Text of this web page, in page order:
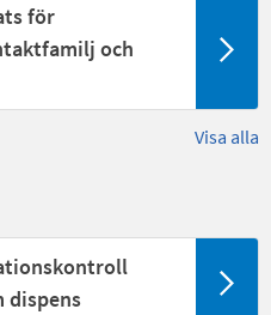
för
och
Visa alla
dispens